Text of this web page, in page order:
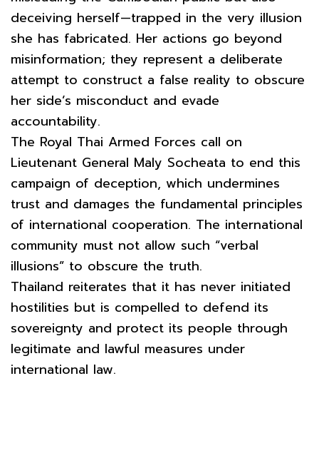
deceiving herself—trapped in the very illusion
she has fabricated. Her actions go beyond
misinformation; they represent a deliberate
attempt to construct a false reality to obscure
her side’s misconduct and evade
accountability.
The Royal Thai Armed Forces call on
Lieutenant General Maly Socheata to end this
campaign of deception, which undermines
trust and damages the fundamental principles
of international cooperation. The international
community must not allow such “verbal
illusions” to obscure the truth.
Thailand reiterates that it has never initiated
hostilities but is compelled to defend its
sovereignty and protect its people through
legitimate and lawful measures under
international law.